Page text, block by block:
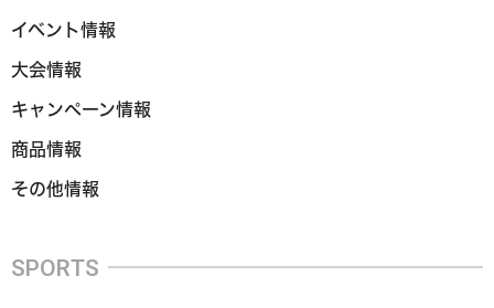
イベント情報
大会情報
キャンペーン情報
商品情報
その他情報
SPORTS